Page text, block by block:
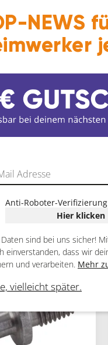
NEWS
Anti-Roboter-Verifizierung
Hier klicken
sind bei uns sicher!
einverstanden, dass wir
und verarbeiten. Mehr
vielleicht später.